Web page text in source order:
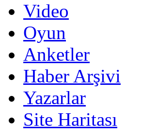
Video
Oyun
Anketler
Haber Arşivi
Yazarlar
Site Haritası